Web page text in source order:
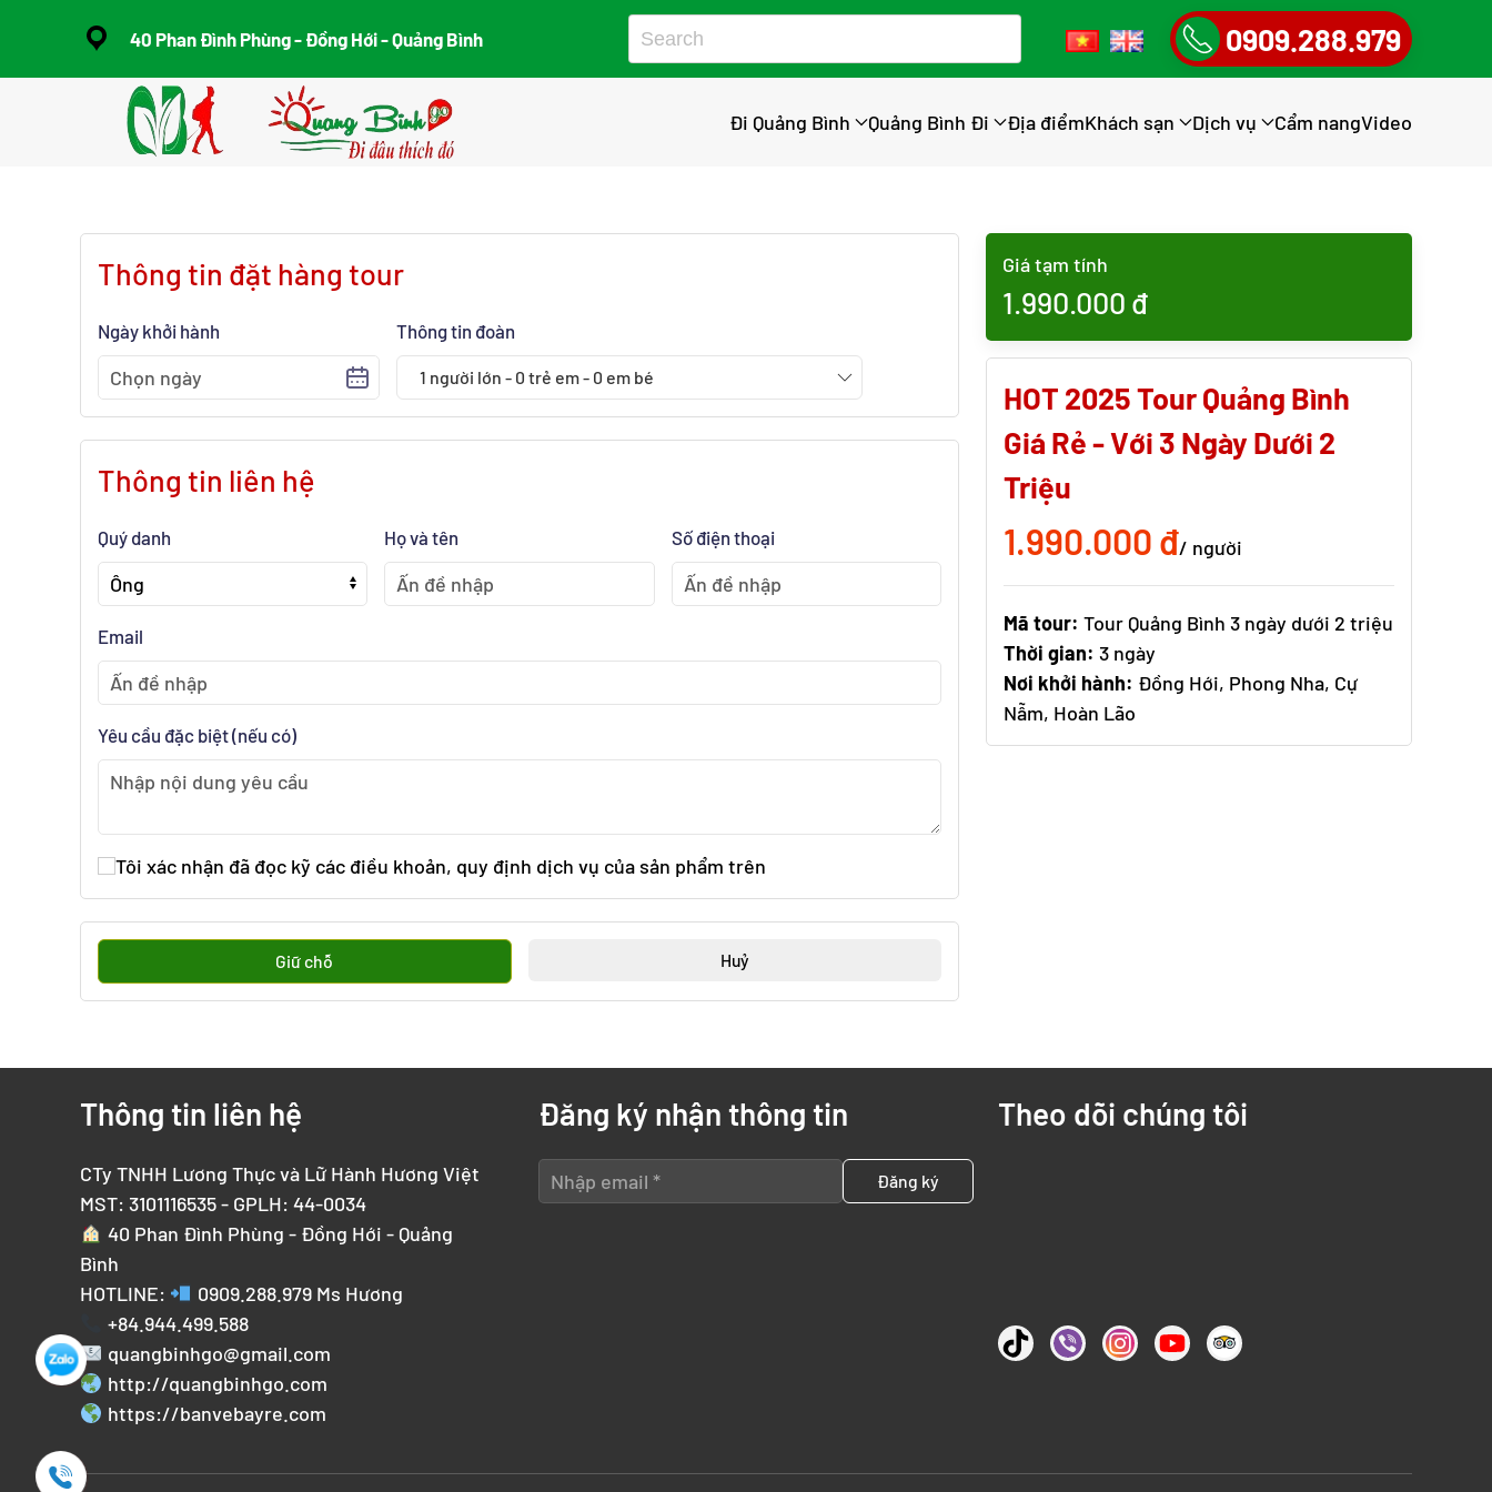
40 Phan Đình Phùng - Đồng Hới - Quảng Bình 0909.288.979
Đi Quảng Bình Quảng Bình Đi Địa điểmKhách sạn Dịch vụ Cẩm nangVideo
Giá tạm tính
1.990.000 đ
HOT 2025 Tour Quảng Bình
Giá Rẻ - Với 3 Ngày Dưới 2
Triệu
1.990.000 đ/ người
Mã tour: Tour Quảng Bình 3 ngày dưới 2 triệu
Thời gian: 3 ngày
Nơi khởi hành: Đồng Hới, Phong Nha, Cự
Nẫm, Hoàn Lão
Thông tin đặt hàng tour
Ngày khởi hành Thông tin đoàn
1 người lớn - 0 trẻ em- 0 em bé
Thông tin liên hệ
Quý danh Họ và tên Số điện thoại
Email
Yêu cầu đặc biệt (nếu có)
Tôi xác nhận đã đọc kỹ các điều khoản, quy định dịch vụ của sản phẩm trên
Giữ chỗ Huỷ
Thông tin liên hệ
CTy TNHH Lương Thực và Lữ Hành Hương Việt
MST: 3101116535 - GPLH: 44-0034
40 Phan Đình Phùng - Đồng Hới - Quảng
Bình
HOTLINE:
0909.288.979Ms Hương
+84.944.499.588
quangbinhgo@gmail.com
http://quangbinhgo.com
https://banvebayre.com
Đăng ký nhận thông tin Theo dõi chúng tôi